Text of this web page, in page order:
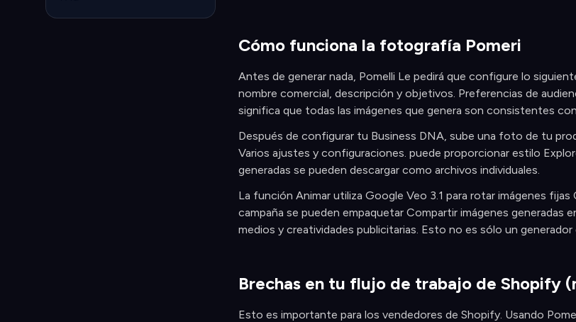
Cómo funciona la fotografía Pomeri
Antes de generar nada, Pomelli Le pedirá que configure lo
nombre comercial, descripción y objetivos. Preferencias de
significa que todas las imágenes que genera son consistentes
Después de configurar tu Business DNA, sube una foto de tu
Varios ajustes y configuraciones. puede proporcionar estilo
generadas se pueden descargar como archivos individuales.
La función Animar utiliza Google Veo 3.1 para rotar imágenes
campaña se pueden empaquetar Compartir imágenes generadas
medios y creatividades publicitarias. Esto no es sólo un
Brechas en tu flujo de trabajo de Shopify
Esto es importante para los vendedores de Shopify. Usando